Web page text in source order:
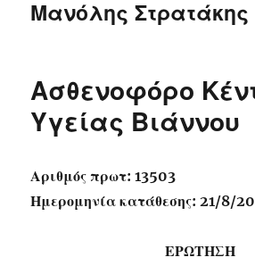
Μανόλης Στρατάκης
Ασθενοφόρο
Υγείας Βιάννου
Αριθμός πρωτ: 13503
Ημερομηνία κατάθεσης: 21/8/
ΕΡΩΤΗΣΗ